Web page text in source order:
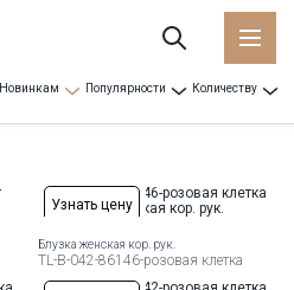
Новинкам Популярности Количеству
Узнать цену
Доступные размеры:
Рост
44 4648 50 52 54
Блузка женская кор. рук.
TL-B-042-86146-розовая клетка